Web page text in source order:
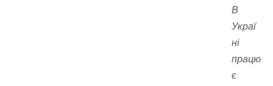
В
Украї
ні
працю
є